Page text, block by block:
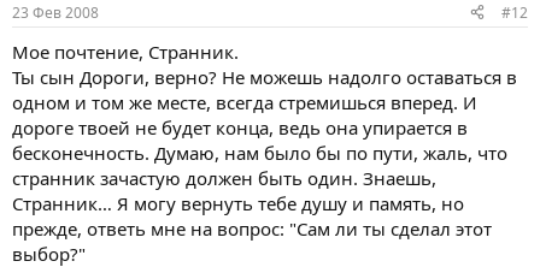
23 Фев 2008 #12
Мое почтение, Странник.
Ты сын Дороги, верно? Не можешь надолго оставаться в
одном и том же месте, всегда стремишься вперед. И
дороге твоей не будет конца, ведь она упирается в
бесконечность. Думаю, нам было бы по пути, жаль, что
странник зачастую должен быть один. Знаешь,
Странник… Я могу вернуть тебе душу и память, но
прежде, ответь мне на вопрос: "Сам ли ты сделал этот
выбор?"